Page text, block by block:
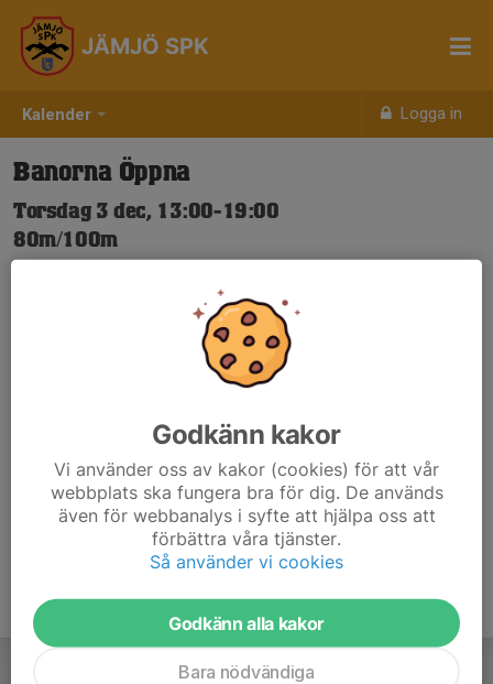
Kalender Logga in
JÄMJÖ SPK
Banorna Öppna
Torsdag 3 dec, 13:00-19:00
80m/100m
Nya Skjuttider-igen.pdf
Godkänn kakor
Vi använder oss av kakor (cookies) för att vår
webbplats ska fungera bra för dig. De används
även för webbanalys i syfte att hjälpa oss att
förbättra våra tjänster.
Så använder vi cookies
Godkänn alla kakor
Bara nödvändiga